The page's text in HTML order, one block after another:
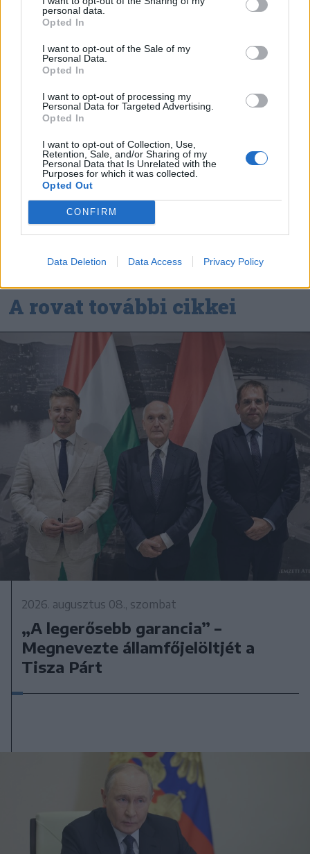
personal data.
Opted In
I want to opt-out of the Sale of my
Personal Data.
Opted In
I want to opt-out of processing my
Personal Data for Targeted Advertising.
Opted In
I want to opt-out of Collection, Use,
Retention, Sale, and/or Sharing of my
Personal Data that Is Unrelated with the
Purposes for which it was collected.
Opted Out
CONFIRM
Data Deletion Data Access Privacy Policy
Egyetlen székelyföldi
Ligában
Sándor Ella: Na, indíts, s
menjünk!
A rovat további cikkei
2026. augusztus 08., szombat
„A legerősebb garancia” –
Megnevezte államfőjelöltjét a
Tisza Párt